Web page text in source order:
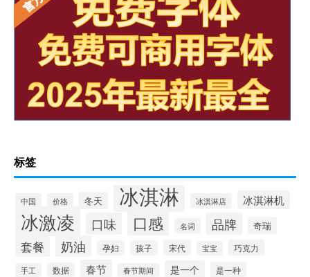
标签
中国 价格 冬天 冰淇淋 冰淇淋店 冰淇淋机
冰激凌 口味 口感 名词 品牌 奇瑞
套餐 奶油 孕妇 孩子 宋代 宝宝 巧克力
手工 数据 春节 春节期间 是一个 是一种